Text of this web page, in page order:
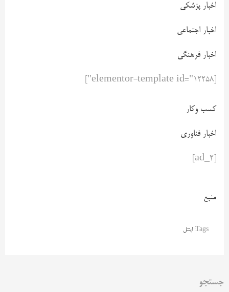
اخبار پزشکی
اخبار اجتماعی
اخبار فرهنگی
کسب وکار
اخبار فناوری
منبع
Tags: اینتل
جستجو